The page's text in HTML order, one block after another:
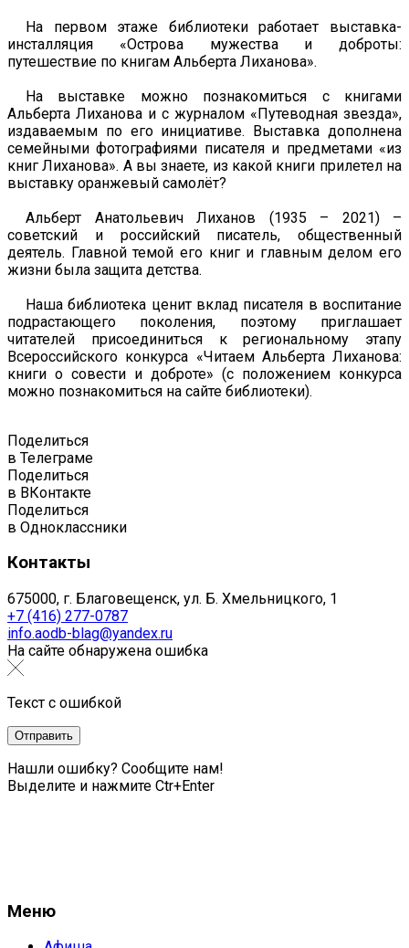
На первом этаже библиотеки работает выставка-
инсталляция «Острова мужества и доброты:
путешествие по книгам Альберта Лиханова».
На выставке можно познакомиться с книгами
Альберта Лиханова и с журналом «Путеводная звезда»,
издаваемым по его инициативе. Выставка дополнена
семейными фотографиями писателя и предметами «из
книг Лиханова». А вы знаете, из какой книги прилетел на
выставку оранжевый самолёт?
Альберт Анатольевич Лиханов (1935 – 2021) –
советский и российский писатель, общественный
деятель. Главной темой его книг и главным делом его
жизни была защита детства.
Наша библиотека ценит вклад писателя в воспитание
подрастающего поколения, поэтому приглашает
читателей присоединиться к региональному этапу
Всероссийского конкурса «Читаем Альберта Лиханова:
книги о совести и доброте» (с положением конкурса
можно познакомиться на сайте библиотеки).
Поделиться
в Телеграме
Поделиться
в ВКонтакте
Поделиться
в Одноклассники
Контакты
675000, г. Благовещенск, ул. Б. Хмельницкого, 1
+7 (416) 277-0787
info.aodb-blag@yandex.ru
На сайте обнаружена ошибка
Текст с ошибкой
Нашли ошибку? Сообщите нам!
Выделите и нажмите Ctr+Enter
Меню